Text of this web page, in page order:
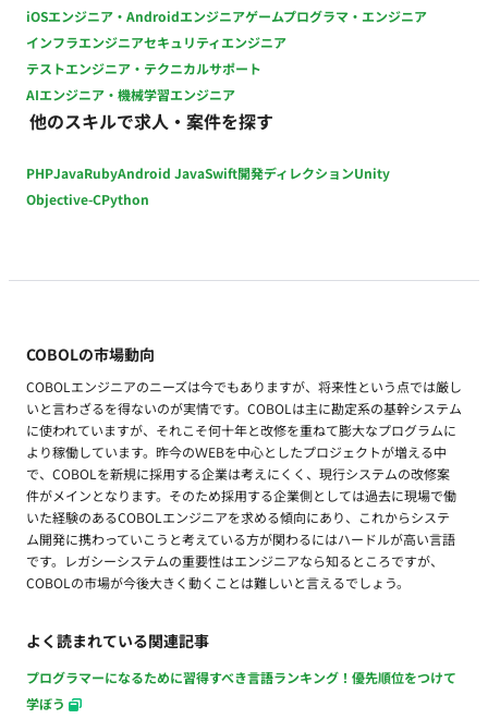
iOSエンジニア・Androidエンジニアゲームプログラマ・エンジニア
インフラエンジニアセキュリティエンジニア
テストエンジニア・テクニカルサポート
AIエンジニア・機械学習エンジニア
他のスキルで求人・案件を探す
PHPJavaRubyAndroid JavaSwift開発ディレクションUnity
Objective-CPython
COBOLの市場動向
COBOLエンジニアのニーズは今でもありますが、将来性という点では厳し
いと言わざるを得ないのが実情です。COBOLは主に勘定系の基幹システム
に使われていますが、それこそ何十年と改修を重ねて膨大なプログラムに
より稼働しています。昨今のＷEBを中心としたプロジェクトが増える中
で、COBOLを新規に採用する企業は考えにくく、現行システムの改修案
件がメインとなります。そのため採用する企業側としては過去に現場で働
いた経験のあるCOBOLエンジニアを求める傾向にあり、これからシステ
ム開発に携わっていこうと考えている方が関わるにはハードルが高い言語
です。レガシーシステムの重要性はエンジニアなら知るところですが、
COBOLの市場が今後大きく動くことは難しいと言えるでしょう。
よく読まれている関連記事
プログラマーになるために習得すべき言語ランキング！優先順位をつけて
学ぼう